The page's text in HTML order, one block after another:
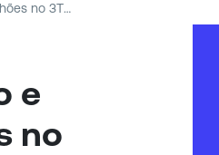
Usiminas (USIM5) reverte lucro e tem prejuízo de R$ 166 milhões no 3TRI23
e
no